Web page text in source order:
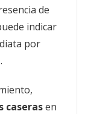
de
indicar
por
caserasen